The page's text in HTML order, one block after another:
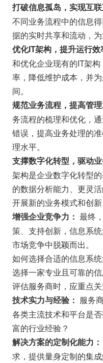
打破信息孤岛，实现互联
不同业务流程中的信息
据的实时共享和流动，为
优化IT架构，提升运行效
和优化企业现有的IT架
率，降低维护成本，并
间。
规范业务流程，提高管理
务流程的梳理和优化，
错误，提高业务处理的
理水平。
支撑数字化转型，驱动业
架构是企业数字化转型
的数据分析能力、更灵
开展新的业务模式和创新
增强企业竞争力： 最终
策、支持创新，信息系
市场竞争中脱颖而出。
如何选择合适的信息系
选择一家专业且可靠的
评估服务商时，应重点关
技术实力与经验： 服务
各类主流技术和平台是
富的行业经验？
解决方案的定制化能力：
求，提供量身定制的集